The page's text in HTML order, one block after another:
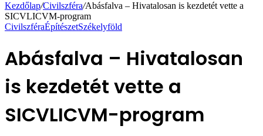
Kezdőlap/Civilszféra/Abásfalva – Hivatalosan is kezdetét vette a
SICVLICVM-program
CivilszféraÉpítészetSzékelyföld
Abásfalva – Hivatalosan
is kezdetét vette a
SICVLICVM-program